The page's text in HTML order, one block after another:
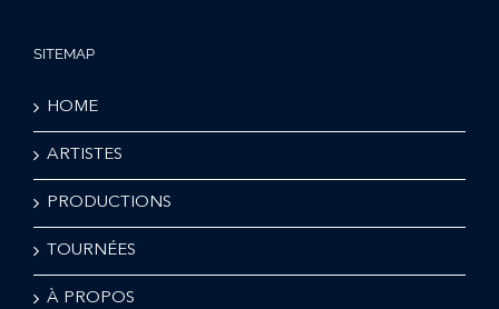
SITEMAP
HOME
ARTISTES
PRODUCTIONS
TOURNÉES
À PROPOS